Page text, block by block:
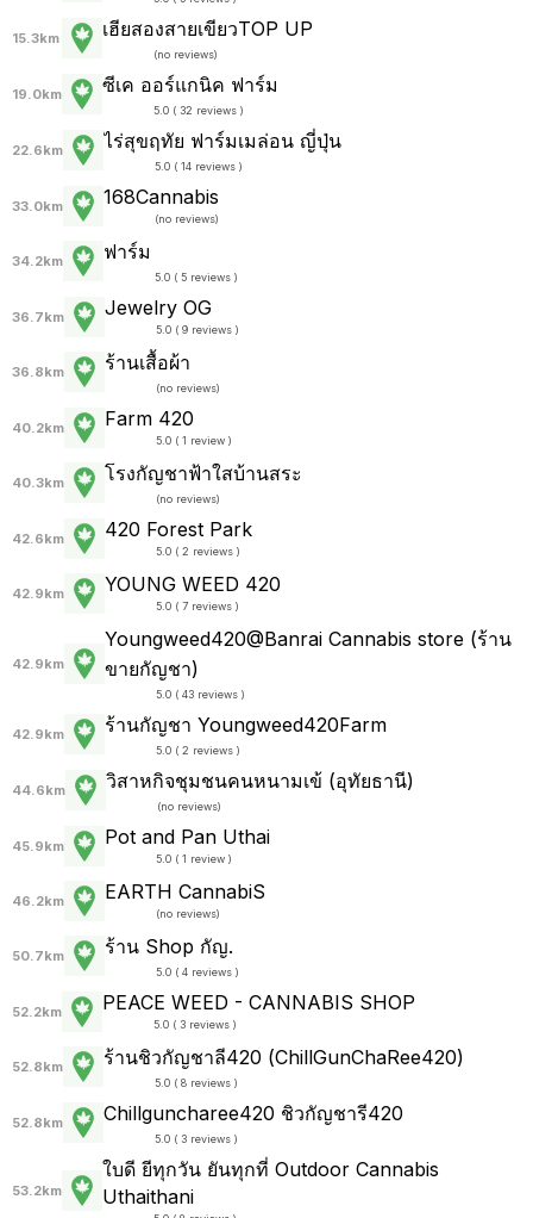
15.3km เฮียสองสายเขียวTOP UP
(no reviews)
19.0km ซีเค ออร์แกนิค ฟาร์ม
5.0 ( 32 reviews )
22.6km ไร่สุขฤทัย ฟาร์มเมล่อน ญี่ปุ่น
5.0 ( 14 reviews )
33.0km 168Cannabis
(no reviews)
34.2km ฟาร์ม
5.0 ( 5 reviews )
36.7km Jewelry OG
5.0 ( 9 reviews )
36.8km ร้านเสื้อผ้า
(no reviews)
40.2km Farm 420
5.0 ( 1 review )
40.3km โรงกัญชาฟ้าใสบ้านสระ
(no reviews)
42.6km 420 Forest Park
5.0 ( 2 reviews )
42.9km YOUNG WEED 420
5.0 ( 7 reviews )
42.9km
Youngweed420@Banrai Cannabis store (ร้าน
ขายกัญชา)
5.0 ( 43 reviews )
42.9km ร้านกัญชา Youngweed420Farm
5.0 ( 2 reviews )
44.6km วิสาหกิจชุมชนคนหนามเข้ (อุทัยธานี)
(no reviews)
45.9km Pot and Pan Uthai
5.0 ( 1 review )
46.2km EARTH CannabiS
(no reviews)
50.7km ร้าน Shop กัญ.
5.0 ( 4 reviews )
52.2km PEACE WEED - CANNABIS SHOP
5.0 ( 3 reviews )
52.8km ร้านชิวกัญชาลี420 (ChillGunChaRee420)
5.0 ( 8 reviews )
52.8km Chillguncharee420 ชิวกัญชารี420
5.0 ( 3 reviews )
53.2km
ใบดี ยีทุกวัน ยันทุกที่ Outdoor Cannabis
Uthaithani